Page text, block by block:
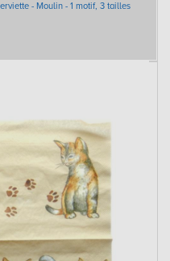
- Moulin - 1 motif, 3 tailles